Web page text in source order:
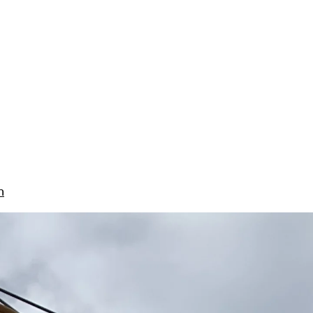
Dieser verlängert sich damit auf
Auf dem Dach der Einhausung wird mit
hochfeste und dauerhafte GFK-Bewehrung
unterirdische Schlitzwände leicht durchbohren,
sowie 16 mm (gebogene Stäbe).